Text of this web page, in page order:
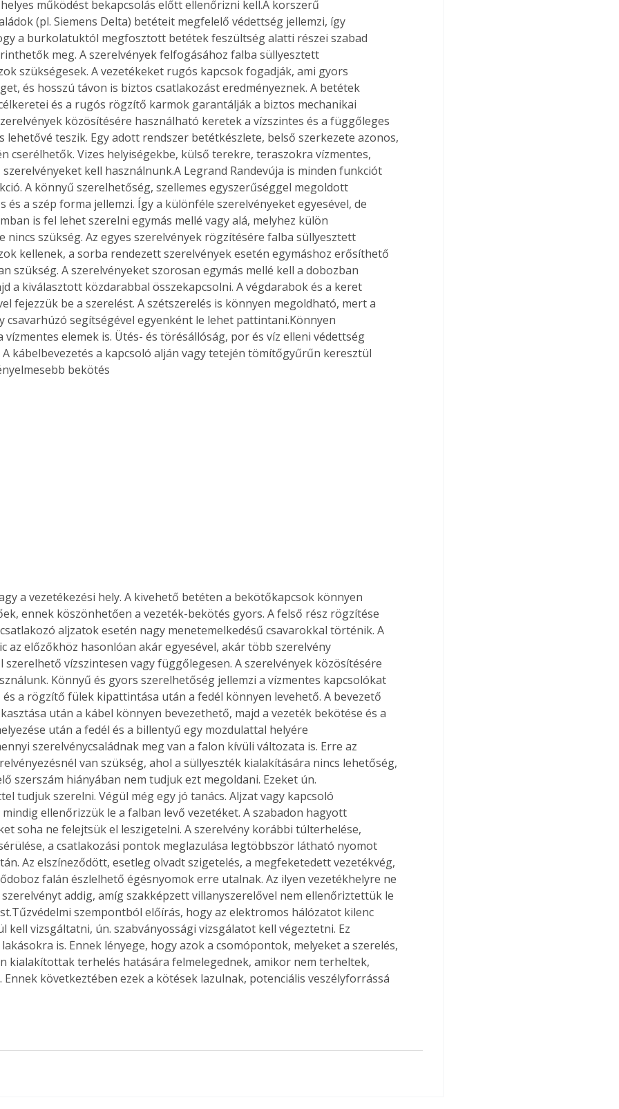
új,
egyedi
vagy
is
Bárhol,
élve
az
A
áron, 0 Ft postaköltséggel
megrendelhetők!
működést bekapcsolás előtt ellenőrizni kell.A korszerű
(pl. Siemens Delta) betéteit megfelelő védettség jellemzi, így
a burkolatuktól megfosztott betétek feszültség alatti részei szabad
meg. A szerelvények felfogásához falba süllyesztett
szükségesek. A vezetékeket rugós kapcsok fogadják, ami gyors
és hosszú távon is biztos csatlakozást eredményeznek. A betétek
és a rugós rögzítő karmok garantálják a biztos mechanikai
közösítésére használható keretek a vízszintes és a függőleges
lehetővé teszik. Egy adott rendszer betétkészlete, belső szerkezete azonos,
cserélhetők. Vizes helyiségekbe, külső terekre, teraszokra vízmentes,
szerelvényeket kell használnunk.A Legrand Randevúja is minden funkciót
A könnyű szerelhetőség, szellemes egyszerűséggel megoldott
és a szép forma jellemzi. Így a különféle szerelvényeket egyesével, de
is fel lehet szerelni egymás mellé vagy alá, melyhez külön
nincs szükség. Az egyes szerelvények rögzítésére falba süllyesztett
kellenek, a sorba rendezett szerelvények esetén egymáshoz erősíthető
szükség. A szerelvényeket szorosan egymás mellé kell a dobozban
a kiválasztott közdarabbal összekapcsolni. A végdarabok és a keret
fejezzük be a szerelést. A szétszerelés is könnyen megoldható, mert a
csavarhúzó segítségével egyenként le lehet pattintani.Könnyen
vízmentes elemek is. Ütés- és törésállóság, por és víz elleni védettség
A kábelbevezetés a kapcsoló alján vagy tetején tömítőgyűrűn keresztül
bekötés
a vezetékezési hely. A kivehető betéten a bekötőkapcsok könnyen
ennek köszönhetően a vezeték-bekötés gyors. A felső rész rögzítése
aljzatok esetén nagy menetemelkedésű csavarokkal történik. A
az előzőkhöz hasonlóan akár egyesével, akár több szerelvény
szerelhető vízszintesen vagy függőlegesen. A szerelvények közösítésére
Könnyű és gyors szerelhetőség jellemzi a vízmentes kapcsolókat
és a rögzítő fülek kipattintása után a fedél könnyen levehető. A bevezető
után a kábel könnyen bevezethető, majd a vezeték bekötése és a
után a fedél és a billentyű egy mozdulattal helyére
szerelvénycsaládnak meg van a falon kívüli változata is. Erre az
van szükség, ahol a süllyeszték kialakítására nincs lehetőség,
szerszám hiányában nem tudjuk ezt megoldani. Ezeket ún.
tudjuk szerelni. Végül még egy jó tanács. Aljzat vagy kapcsoló
ellenőrizzük le a falban levő vezetéket. A szabadon hagyott
soha ne felejtsük el leszigetelni. A szerelvény korábbi túlterhelése,
a csatlakozási pontok meglazulása legtöbbször látható nyomot
Az elszíneződött, esetleg olvadt szigetelés, a megfeketedett vezetékvég,
falán észlelhető égésnyomok erre utalnak. Az ilyen vezetékhelyre ne
addig, amíg szakképzett villanyszerelővel nem ellenőriztettük le
szempontból előírás, hogy az elektromos hálózatot kilenc
kell vizsgáltatni, ún. szabványossági vizsgálatot kell végeztetni. Ez
is. Ennek lényege, hogy azok a csomópontok, melyeket a szerelés,
kialakítottak terhelés hatására felmelegednek, amikor nem terheltek,
Ennek következtében ezek a kötések lazulnak, potenciális veszélyforrássá